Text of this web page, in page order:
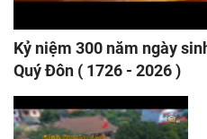
Kỷ niệm 300 năm ngày
Quý Đôn ( 1726 - 2026 )